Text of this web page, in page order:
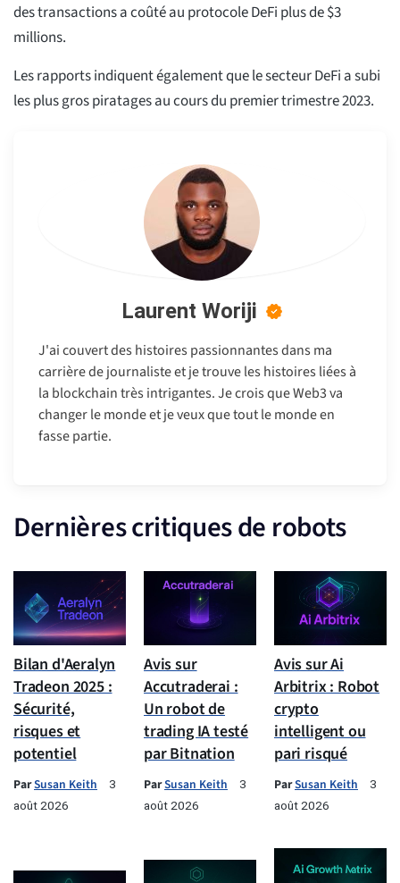
des transactions a coûté au protocole DeFi plus de $3
millions.
Les rapports indiquent également que le secteur DeFi a subi
les plus gros piratages au cours du premier trimestre 2023.
Laurent Woriji
J'ai couvert des histoires passionnantes dans ma
carrière de journaliste et je trouve les histoires liées à
la blockchain très intrigantes. Je crois que Web3 va
changer le monde et je veux que tout le monde en
fasse partie.
Dernières critiques de robots
Bilan d'Aeralyn
Tradeon 2025 :
Sécurité,
risques et
potentiel
ParSusan Keith
3
août 2026
Avis sur
Accutraderai :
Un robot de
trading IA testé
par Bitnation
ParSusan Keith
3
août 2026
Avis sur Ai
Arbitrix : Robot
crypto
intelligent ou
pari risqué
ParSusan Keith
3
août 2026